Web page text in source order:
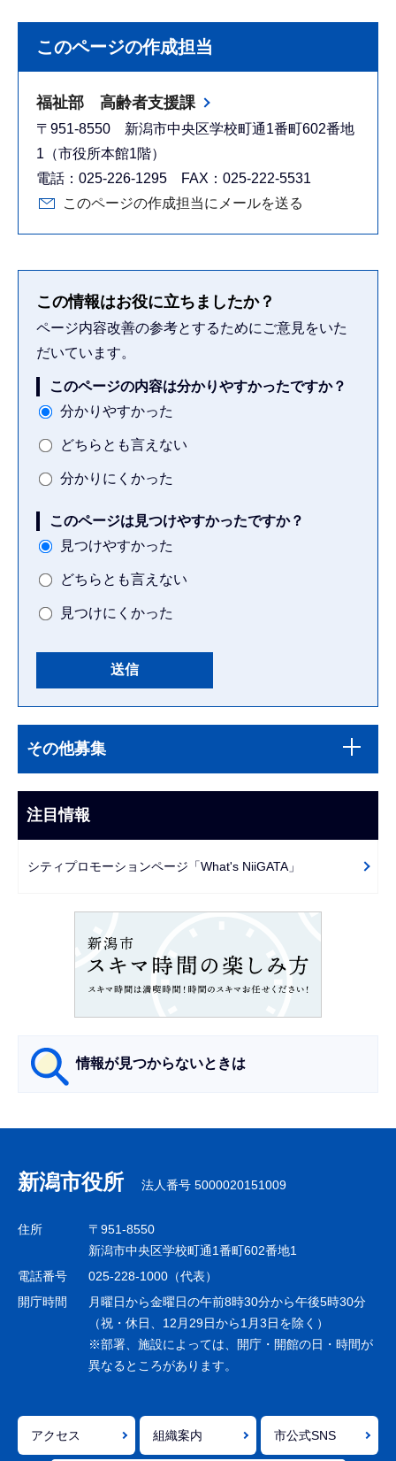
このページの作成担当
福祉部 高齢者支援課
〒951-8550 新潟市中央区学校町通1番町602番地
1（市役所本館1階）
電話：025-226-1295 FAX：025-222-5531
このページの作成担当にメールを送る
この情報はお役に立ちましたか？
ページ内容改善の参考とするためにご意見をいた
だいています。
このページの内容は分かりやすかったですか？
分かりやすかった
どちらとも言えない
分かりにくかった
このページは見つけやすかったですか？
見つけやすかった
どちらとも言えない
見つけにくかった
文
こ
ま
で
ビ
ー
その他募集
注目情報
シティプロモーションページ「What's NiiGATA」
情報が見つからないときは
ナ
ビ
ゲ
シ
ョ
で
新潟市役所 法人番号 5000020151009
住所
〒951-8550
新潟市中央区学校町通1番町602番地1
電話番号
025-228-1000（代表）
開庁時間
月曜日から金曜日の午前8時30分から午後5時30分
（祝・休日、12月29日から1月3日を除く）
※部署、施設によっては、開庁・開館の日・時間が
異なるところがあります。
アクセス 組織案内 市公式SNS